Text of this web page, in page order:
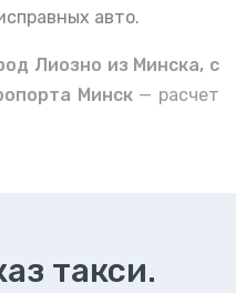
авто.
Лиозно из Минска, с
Минск— расчет
такси.